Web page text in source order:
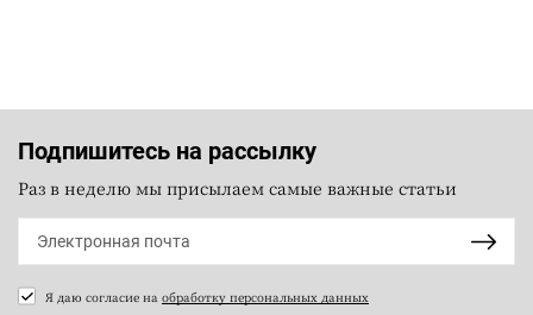
Подпишитесь на рассылку
Раз в неделю мы присылаем самые важные статьи
Я даю согласие на обработку персональных данных